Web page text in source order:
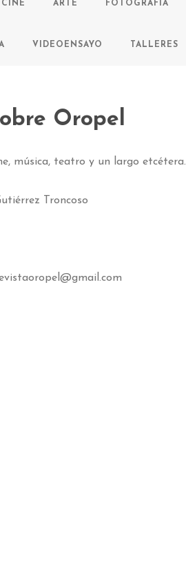
CINE ARTE FOTOGRAFÍA
VIDEOENSAYO TALLERES
Oropel
música, teatro y un largo etcétera.
Troncoso